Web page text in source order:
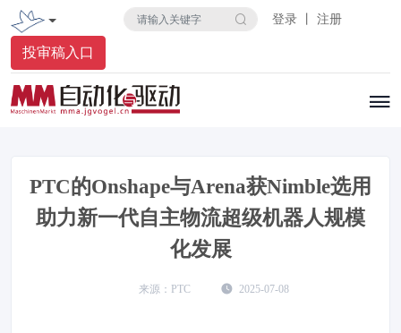
登录 丨 注册
投审稿入口
PTC的Onshape与Arena获Nimble选用
助力新一代自主物流超级机器人规模
化发展
PTC 2025-07-08